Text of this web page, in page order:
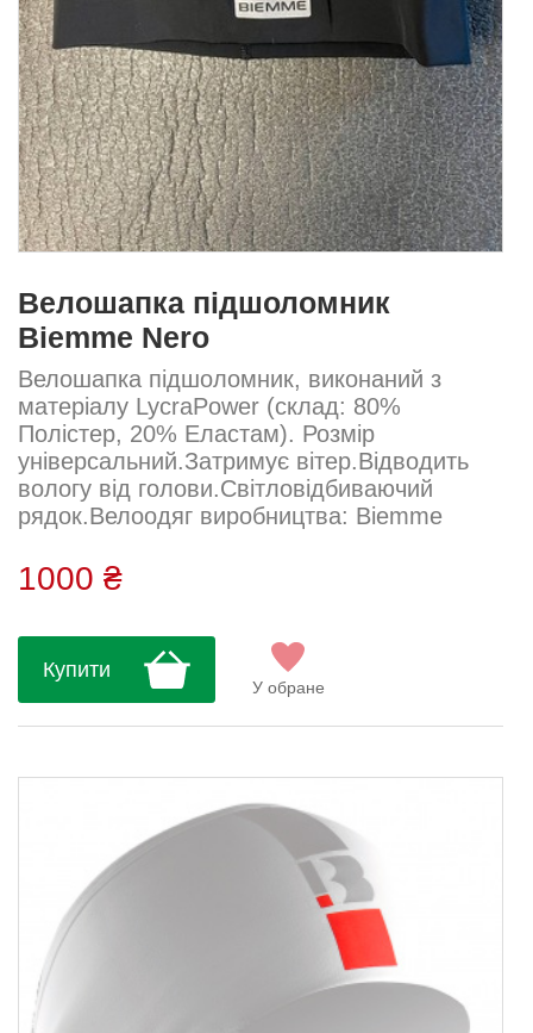
Велошапка підшоломник
Biemme Nero
Велошапка підшоломник, виконаний з
матеріалу LycraPower (склад: 80%
Полістер, 20% Еластам). Розмір
універсальний.Затримує вітер.Відводить
вологу від голови.Світловідбиваючий
рядок.Велоодяг виробництва: Biemme
1000 ₴
Купити
У обране